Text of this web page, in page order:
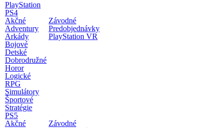
PlayStation
PS4
Akčné
Adventury
Arkády
Bojové
Detské
Dobrodružné
Horor
Logické
RPG
Simulátory
Športové
Stratégie
Závodné
Predobjednávky
PlayStation VR
PS5
Akčné
Závodné